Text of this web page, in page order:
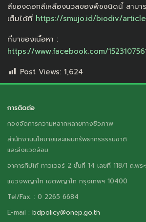
สีของดอกสีเหลืองนวลของพืชชนิดนี้ สามา
เต็มได้ที่ https://smujo.id/biodiv/
ที่มาของเนื้อหา :
https://www.facebook.com/
Post Views: 1,624
การติดต่อ
กองจัดการความหลากหลายทางชีวภาพ
สำนักงานนโยบายและแผนทรัพยากรธรรมชาติ
และสิ่งแวดล้อม
อาคารทิปโก้ ทาวเวอร์ 2 ชั้นที่ 14 เลขที่ 118/1 ถ.พร
แขวงพญาไท เขตพญาไท กรุงเทพฯ 10400
Tel/Fax. : 0 2265 6684
E-mail : bdpolicy@onep.go.th